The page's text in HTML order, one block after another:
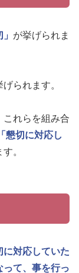
が挙げられま
げられます。
これらを組み合
「懇切に対応し
。
に対応していた
って、事を行っ